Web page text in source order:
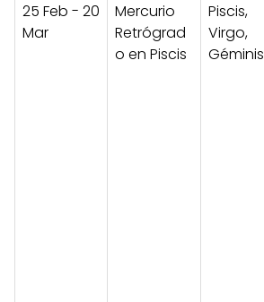
25 Feb - 20
Mar
Mercurio
Retrógrad
o en Piscis
Piscis,
Virgo,
Géminis